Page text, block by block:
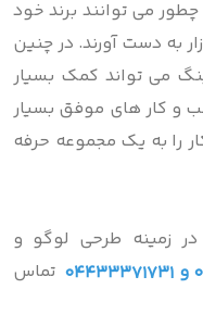
می توانند برند خود
به دست آورند. در چنین
می ‌تواند کمک بسیار
و کار های موفق بسیار
را به یک مجموعه حرفه
در زمینه طرحی لوگو و
تماس